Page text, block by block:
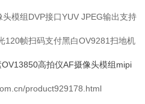
模组DVP接口YUV JPEG输出支持
120帧扫码支付黑白OV9281扫地机
高拍仪AF摄像头模组mipi
product929178.html